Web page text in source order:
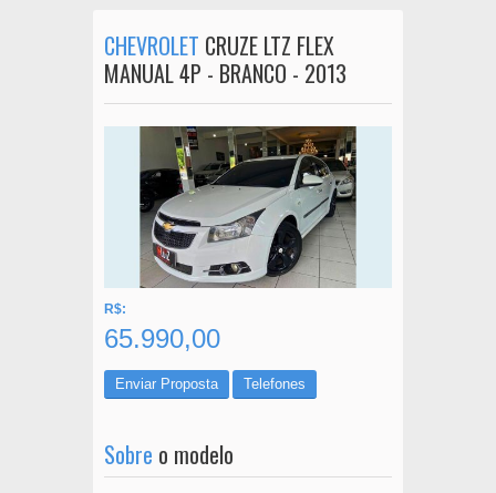
CHEVROLET CRUZE LTZ FLEX
MANUAL 4P - BRANCO - 2013
R$:
65.990,00
Enviar Proposta Telefones
Sobre o modelo